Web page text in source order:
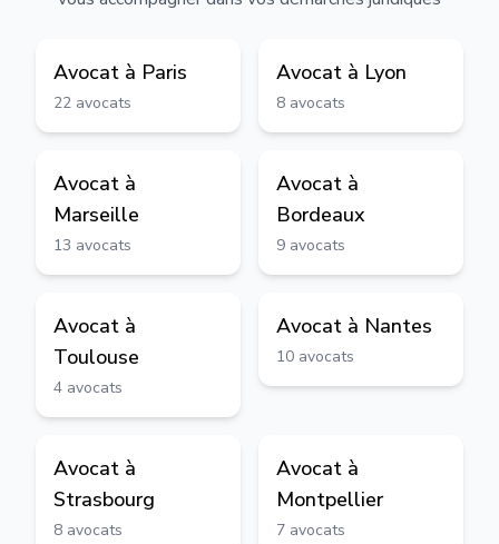
Avocat à Paris
22 avocats
Avocat à Lyon
8 avocats
Avocat à
Marseille
13 avocats
Avocat à
Bordeaux
9 avocats
Avocat à
Toulouse
4 avocats
Avocat à Nantes
10 avocats
Avocat à
Strasbourg
8 avocats
Avocat à
Montpellier
7 avocats